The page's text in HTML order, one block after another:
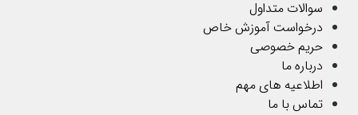
سوالات متداول
درخواست آموزش خاص
حریم خصوصی
درباره ما
اطلاعیه های مهم
تماس با ما